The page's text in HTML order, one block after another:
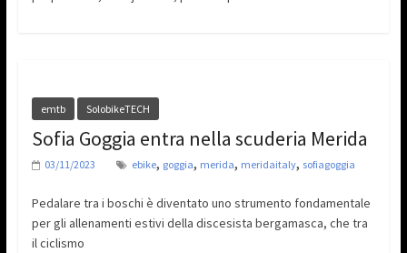
emtb SolobikeTECH
Sofia Goggia entra nella scuderia Merida
03/11/2023 ebike, goggia, merida, meridaitaly, sofiagoggia
Pedalare tra i boschi è diventato uno strumento fondamentale
per gli allenamenti estivi della discesista bergamasca, che tra
il ciclismo